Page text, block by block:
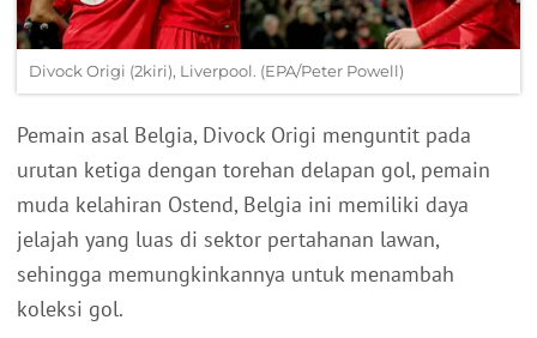
Divock Origi (2kiri), Liverpool. (EPA/Peter Powell)
Pemain asal Belgia, Divock Origi menguntit pada
urutan ketiga dengan torehan delapan gol, pemain
muda kelahiran Ostend, Belgia ini memiliki daya
jelajah yang luas di sektor pertahanan lawan,
sehingga memungkinkannya untuk menambah
koleksi gol.